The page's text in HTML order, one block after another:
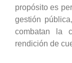
propósito es
gestión
combatan la
rendición de